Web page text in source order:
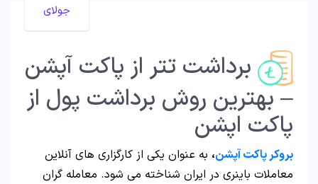
جولای
برداشت تتر از پاکت آپشن
– بهترین روش برداشت پول از
پاکت اپشن
بروکر پاکت آپشن، به عنوان یکی از کارگزاری های آنلاین
معاملات باینری در ایران شناخته می شود. معامله گران